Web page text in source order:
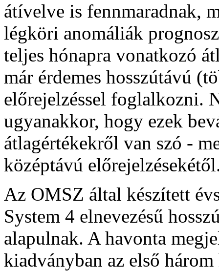
átívelve is fennmaradnak,
légköri anomáliák
teljes hónapra vonatkozó
már érdemes hosszútávú
előrejelzéssel foglalkozni.
ugyanakkor, hogy ezek
átlagértékekről van szó -
középtávú
Az OMSZ által készített
System 4 elnevezésű
alapulnak. A havonta
kiadványban az első